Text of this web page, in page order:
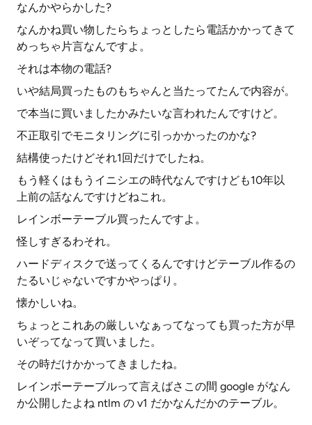
なんかやらかした?
なんかね買い物したらちょっとしたら電話かかってきて
めっちゃ片言なんですよ。
それは本物の電話?
いや結局買ったものもちゃんと当たってたんで内容が。
で本当に買いましたかみたいな言われたんですけど。
不正取引でモニタリングに引っかかったのかな?
結構使ったけどそれ1回だけでしたね。
もう軽くはもうイニシエの時代なんですけども10年以
上前の話なんですけどねこれ。
レインボーテーブル買ったんですよ。
怪しすぎるわそれ。
ハードディスクで送ってくるんですけどテーブル作るの
たるいじゃないですかやっぱり。
懐かしいね。
ちょっとこれあの厳しいなぁってなっても買った方が早
いぞってなって買いました。
その時だけかかってきましたね。
レインボーテーブルって言えばさこの間 google がなん
か公開したよね ntlm の v1 だかなんだかのテーブル。